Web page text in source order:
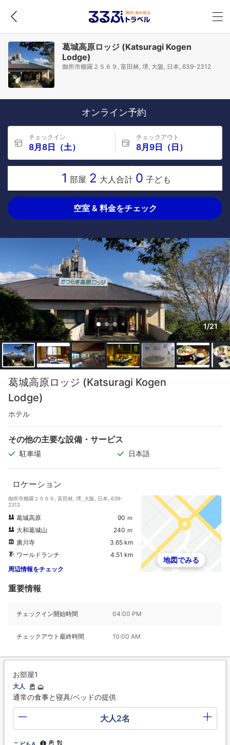
葛城高原ロッジ (Katsuragi Kogen
Lodge)
御所市櫛羅２５６９, 富田林, 堺, 大阪, 日本, 639-2312
オンライン予約
チェックイン
8月8日（土）
チェックアウト
8月9日（日）
1 部屋 2 大人合計 0 子ども
空室 & 料金をチェック
1/21
葛城高原ロッジ (Katsuragi Kogen
Lodge)
ホテル
その他の主要な設備・サービス
駐車場 日本語
ロケーション
御所市櫛羅２５６９, 富田林, 堺, 大阪, 日本, 639-
2312
葛城高原
90 ｍ
大和葛城山
240 ｍ
廣川寺
3.65 km
ワールドランチ
4.51 km
周辺情報をチェック
地図でみる
重要情報
チェックイン開始時間 04:00 PM
チェックアウト最終時間 10:00 AM
お部屋1
大人
通常の食事と寝具/ベッドの提供
大人2名